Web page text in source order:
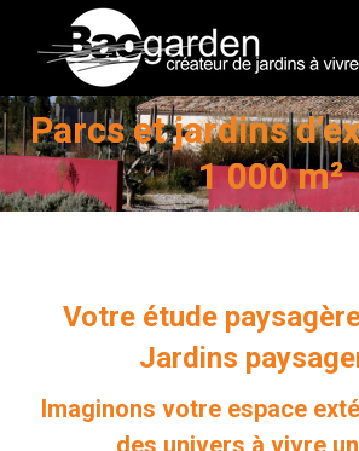
Parcs et jardins
1 000 m²
Vous êtes ici :
Votre étude
Jardins
Imaginons votre espace
des univers à vivre